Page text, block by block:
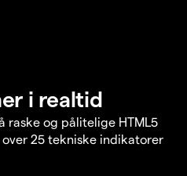
i realtid
raske og pålitelige HTML5
25 tekniske indikatorer